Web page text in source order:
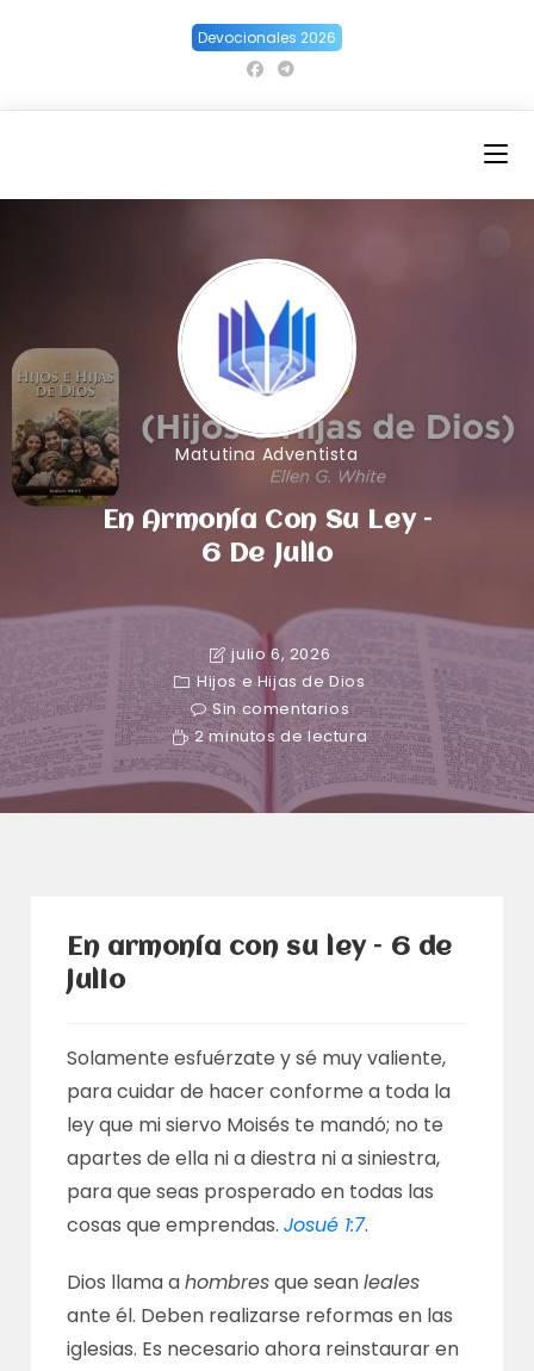
Devocionales 2026
Matutina Adventista
En Armonía Con Su Ley –
6 De Julio
julio 6, 2026
Hijos e Hijas de Dios
Sin comentarios
2 minutos de lectura
En armonía con su ley – 6 de
julio
Solamente esfuérzate y sé muy valiente,
para cuidar de hacer conforme a toda la
ley que mi siervo Moisés te mandó; no te
apartes de ella ni a diestra ni a siniestra,
para que seas prosperado en todas las
cosas que emprendas.Josué 1:7.
Dios llama ahombresque seanleales
ante él. Deben realizarse reformas en las
iglesias. Es necesario ahora reinstaurar en